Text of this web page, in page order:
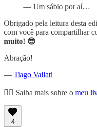
— Um sábio por aí…
Obrigado pela leitura desta
com você para compartilhar
muito! 😎
Abração!
— Tiago Vailati
👉🏼 Saiba mais sobre o meu
4